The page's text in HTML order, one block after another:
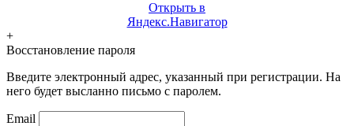
Открыть в
Яндекс.Навигатор
+
Восстановление пароля
Введите электронный адрес, указанный при регистрации. На
него будет высланно письмо с паролем.
Email